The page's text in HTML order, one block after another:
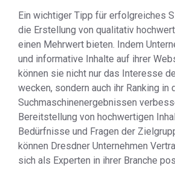
Ein wichtiger Tipp für erfolgreiches
die Erstellung von qualitativ
einen Mehrwert bieten. Indem
und informative Inhalte auf ihrer
können sie nicht nur das Interesse
wecken, sondern auch ihr Ranking in
Suchmaschinenergebnissen
Bereitstellung von hochwertigen
Bedürfnisse und Fragen der
können Dresdner Unternehmen
sich als Experten in ihrer Branche